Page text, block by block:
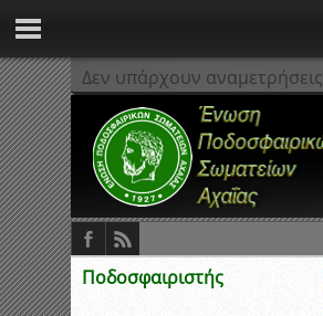
Δεν υπάρχουν αναμετρήσεις
Ποδοσφαιριστής